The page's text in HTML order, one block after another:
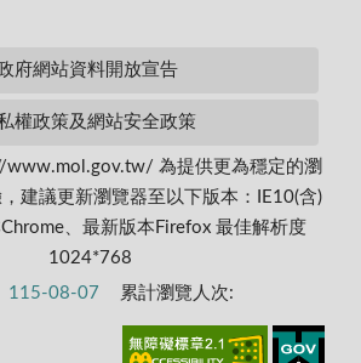
府網站資料開放宣告
權政策及網站安全政策
www.mol.gov.tw/ 為提供更為穩定的瀏
建議更新瀏覽器至以下版本：IE10(含)
、最新版本Firefox 最佳解析度
1024*768
115-08-07 累計瀏覽人次: